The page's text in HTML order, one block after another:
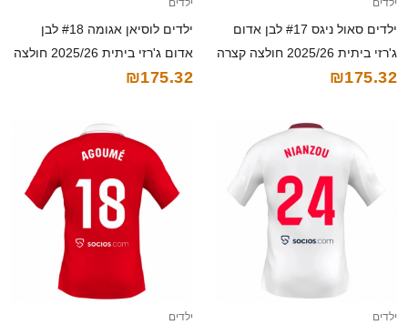
ילדים
ילדים סאול ניגס #17 לבן אדום
ג'רזי ביתית 2025/26 חולצה קצרה
₪175.32
ילדים
ילדים לוסיאן אגומה #18 לבן
אדום ג'רזי ביתית 2025/26 חולצה
קצרה
₪175.32
ילדים ילדים